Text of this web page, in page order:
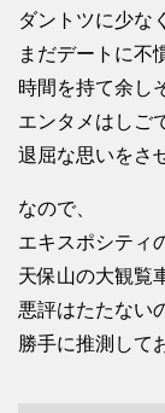
ダントツに少な
まだデートに不
時間を持て余し
エンタメはしご
退屈な思いをさ
なので、
エキスポシティ
天保山の大観覧
悪評はたたない
勝手に推測して